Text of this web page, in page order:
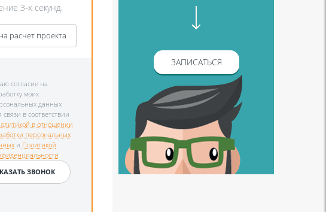
3-х секунд.
согласие на
моих
данных
связи в соответствии
в отношении
персональных
и Политикой
расчет проекта
ЗАПИСАТЬСЯ